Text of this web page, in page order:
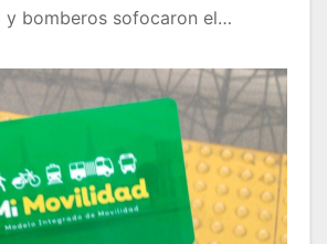
bomberos sofocaron el…